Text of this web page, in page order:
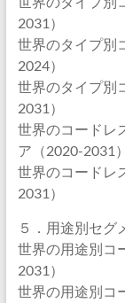
2031）
世界のタイプ別
2024）
世界のタイプ別
2031）
世界のコードレ
ア（2020-2031）
世界のコードレ
2031）
５．用途別セグ
世界の用途別コ
2031）
世界の用途別コ